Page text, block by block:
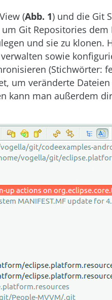
(Abb. 1) und die Git
Git Repositories dem
und sie zu klonen.
sowie
(Stichwörter:
um veränderte Dateien
kann man außerdem